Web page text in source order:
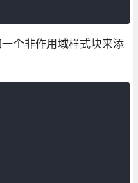
个非作用域样式块来添